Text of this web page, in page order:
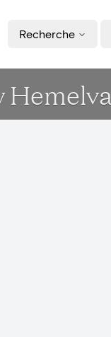
Recherche